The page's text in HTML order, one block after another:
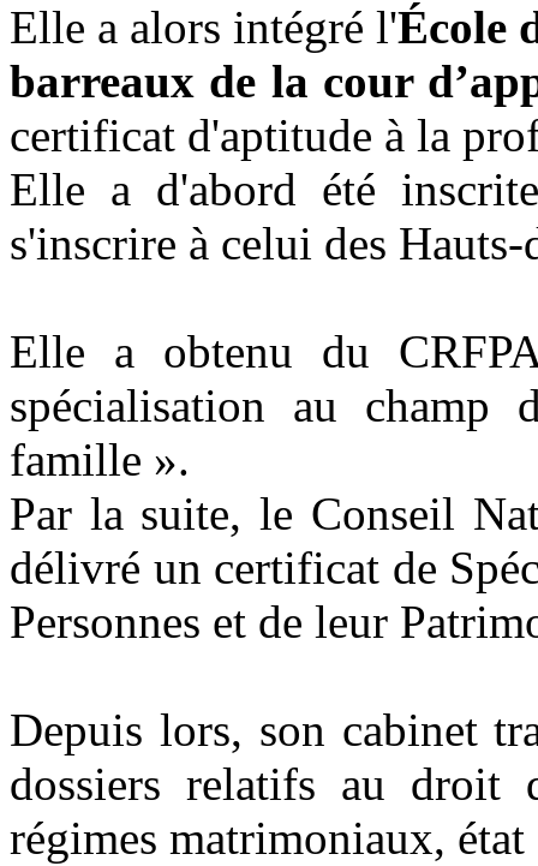
Elle a alors intégré l'École
barreaux de la cour
certificat d'aptitude à la
Elle a d'abord été
s'inscrire à celui des Hauts-
Elle a obtenu du
spécialisation au
famille ».
Par la suite, le Conseil
délivré un certificat de
Personnes et de leur
Depuis lors, son cabinet
dossiers relatifs au
régimes matrimoniaux,